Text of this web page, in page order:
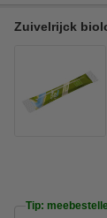
Zuivelrijck
Tip: